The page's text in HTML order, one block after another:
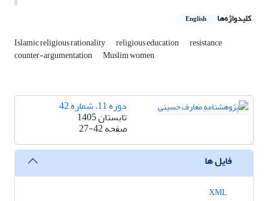
کلیدواژه‌ها English
Islamic religious rationality religious education resistance
counter-argumentation Muslim women
دوره 11، شماره 42
تابستان 1405
صفحه27-42
فایل ها